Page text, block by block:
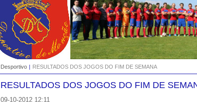
Desportivo | RESULTADOS DOS JOGOS DO FIM DE SEMANA
RESULTADOS DOS JOGOS DO FIM DE
09-10-2012 12:11